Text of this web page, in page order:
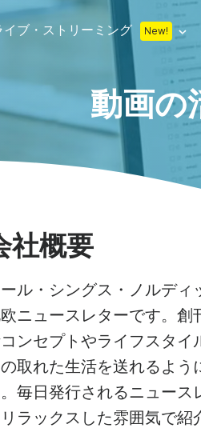
イブ・ストリーミング New!
スタジオ
ライブ・ストリー
ストリーミング・
Facebookライブ
オンライン会議
Live streaming
カウントダウン
まもなく開始画面
ライブ・ストリーム
ロイヤリテ
無料ストッ
ビ
ア
ビ
GIF
動画の
社概要
ル・シングス・ノルデ
ニュースレターです。創
ンセプトやライフスタイ
取れた生活を送れるよう
毎日発行されるニュー
ラックスした雰囲気で紹